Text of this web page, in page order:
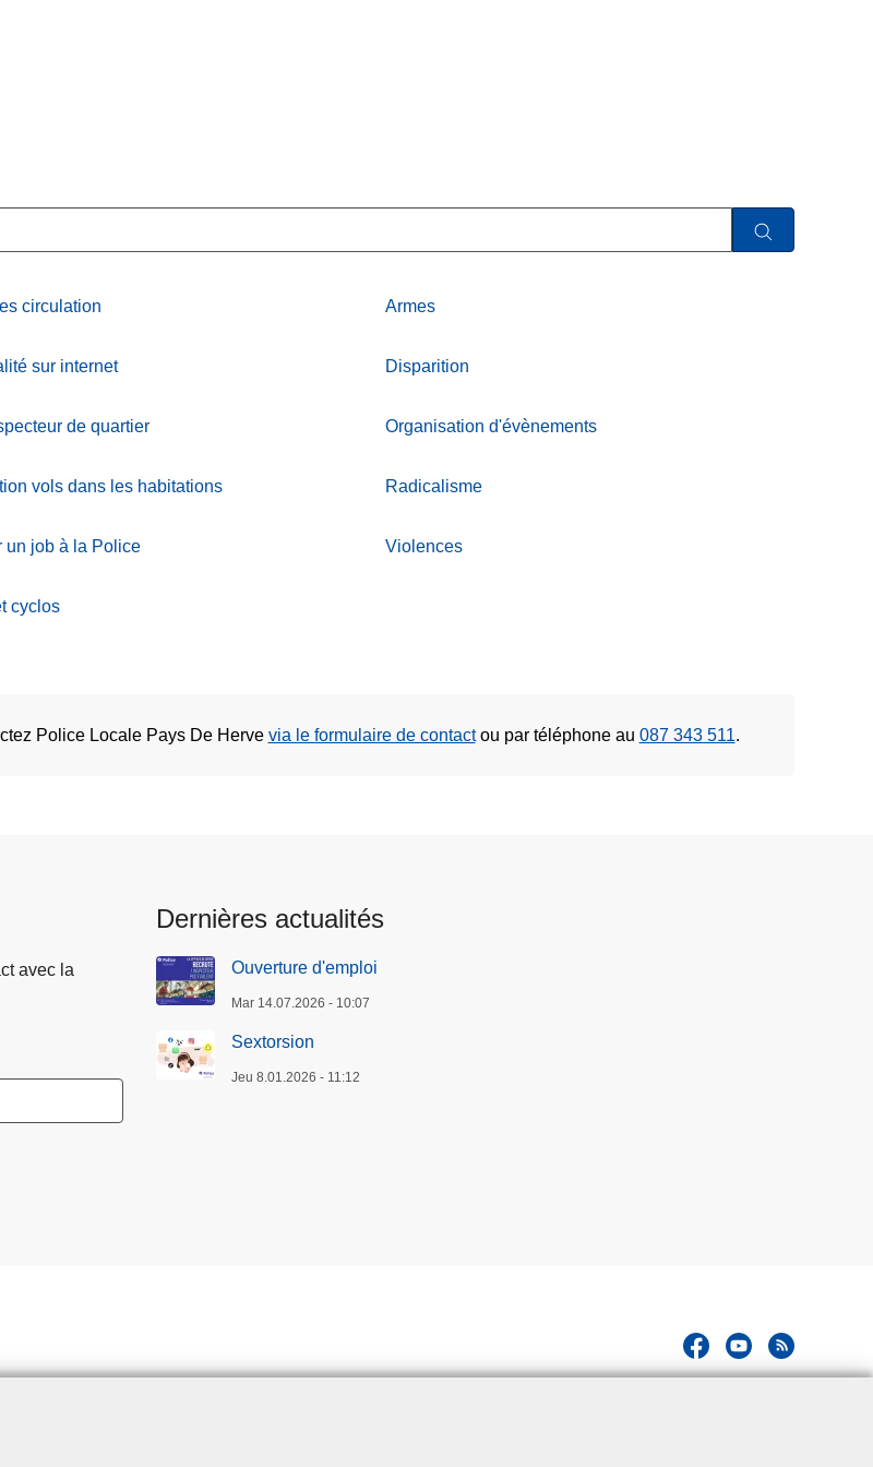
circulation Armes
sur internet Disparition
de quartier Organisation d'évènements
vols dans les habitations Radicalisme
un job à la Police Violences
cyclos
Police Locale Pays De Herve via le formulaire de contactou par téléphone au 087 343 511.
avec la
Dernières actualités
Ouverture d'emploi
Mar 14.07.2026 - 10:07
Sextorsion
Jeu 8.01.2026 - 11:12